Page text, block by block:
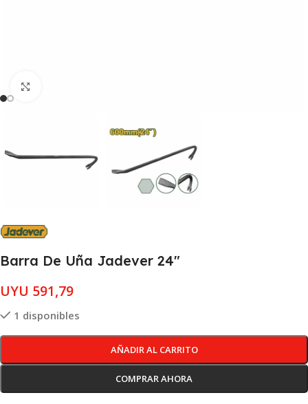
Barra De Uña Jadever 24″
UYU 591,79
1 disponibles
AÑADIR AL CARRITO
COMPRAR AHORA